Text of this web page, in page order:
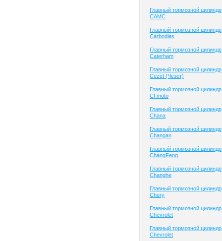
Главный тормозной цилиндр
CAMC
Главный тормозной цилиндр
Carbodies
Главный тормозной цилиндр
Caterham
Главный тормозной цилиндр
Cezet (Чезет)
Главный тормозной цилиндр
Cf moto
Главный тормозной цилиндр
Chana
Главный тормозной цилиндр
Changan
Главный тормозной цилиндр
ChangFeng
Главный тормозной цилиндр
Changhe
Главный тормозной цилиндр
Chery
Главный тормозной цилиндр
Chevrolet
Главный тормозной цилиндр
Chevrolet